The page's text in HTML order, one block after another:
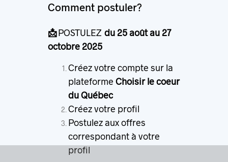
Comment postuler?
📩POSTULEZdu 25 août au 27
octobre 2025
Créez votre compte sur la
plateformeChoisir le coeur
du Québec
Créez votre profil
Postulez aux offres
correspondant à votre
profil